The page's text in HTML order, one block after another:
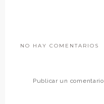
NO HAY COMENTARIOS
Publicar un comentario